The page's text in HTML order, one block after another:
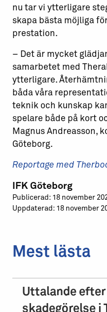
nu tar vi ytterligare
skapa bästa möjliga
prestation.
– Det är mycket
samarbetet med
ytterligare.
båda våra
teknik och kunskap
spelare både på kort
Magnus Andreasson,
Göteborg.
Reportage med
IFK Göteborg
Publicerad: 18 november
Uppdaterad: 18 november
Mest lästa
Uttalande efter
skadegörelse i